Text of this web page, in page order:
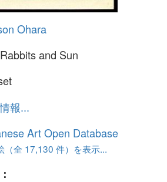
Ohara
and Sun
報...
Art Open Database
（全 17,130 件）を表示...